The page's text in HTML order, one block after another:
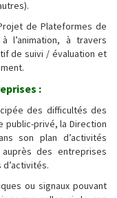
de Plateformes de
l’animation, à travers
de suivi / évaluation et
:
des difficultés des
privé, la Direction
son plan d’activités
des entreprises
ou signaux pouvant